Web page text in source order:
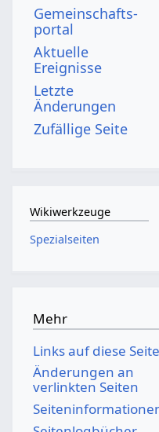
Gemeinschafts­
portal
Aktuelle
Ereignisse
Letzte
Änderungen
Zufällige Seite
Wikiwerkzeuge
Spezialseiten
Mehr
Links auf diese Seite
Änderungen an
verlinkten Seiten